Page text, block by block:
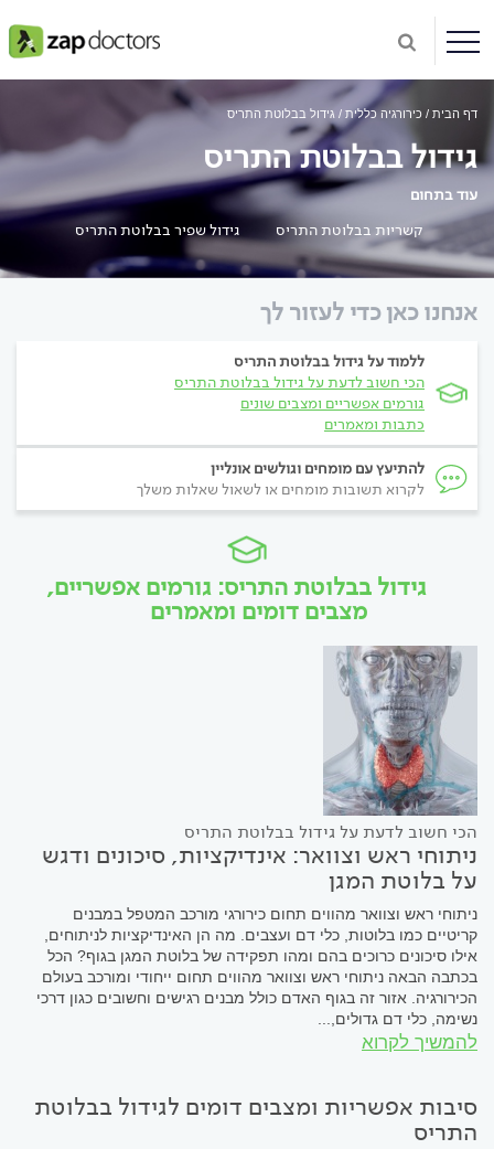
דף הבית כירורגיה כללית גידול בבלוטת התריס
גידול בבלוטת התריס
עוד בתחום
קשריות בבלוטת התריס
גידול שפיר בבלוטת התריס
אנחנו כאן כדי לעזור לך
ללמוד על גידול בבלוטת התריס
הכי חשוב לדעת על גידול בבלוטת התריס
גורמים אפשריים ומצבים שונים
כתבות ומאמרים
להתיעץ עם מומחים וגולשים אונליין
לקרוא תשובות מומחים או לשאול שאלות משלך
גידול בבלוטת התריס: גורמים אפשריים,
מצבים דומים ומאמרים
הכי חשוב לדעת על גידול בבלוטת התריס
ניתוחי ראש וצוואר: אינדיקציות, סיכונים ודגש
על בלוטת המגן
ניתוחי ראש וצוואר מהווים תחום כירורגי מורכב המטפל במבנים
קריטיים כמו בלוטות, כלי דם ועצבים. מה הן האינדיקציות לניתוחים,
אילו סיכונים כרוכים בהם ומהו תפקידה של בלוטת המגן בגוף? הכל
בכתבה הבאה ניתוחי ראש וצוואר מהווים תחום ייחודי ומורכב בעולם
הכירורגיה. אזור זה בגוף האדם כולל מבנים רגישים וחשובים כגון דרכי
נשימה, כלי דם גדולים,...
להמשיך לקרוא
סיבות אפשריות ומצבים דומים לגידול בבלוטת
התריס